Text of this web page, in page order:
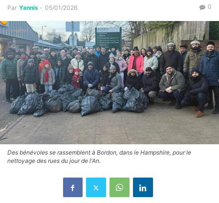
Par Yannis - 05/01/2026 0
Des bénévoles se rassemblent à Bordon, dans le Hampshire, pour le
nettoyage des rues du jour de l'An.